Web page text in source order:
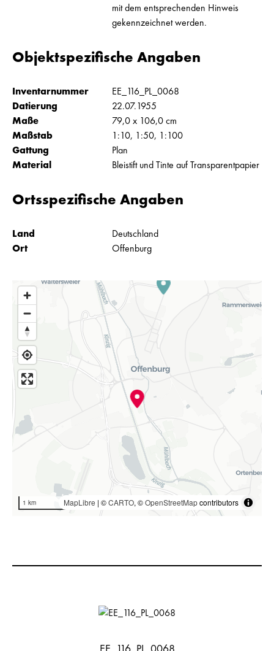
mit dem entsprechenden Hinweis
gekennzeichnet werden.
Objektspezifische Angaben
Inventarnummer
EE_116_PL_0068
Datierung
22.07.1955
Maße
79,0 x 106,0 cm
Maßstab
1:10, 1:50, 1:100
Gattung
Plan
Material
Bleistift und Tinte auf Transparentpapier
Ortsspezifische Angaben
Land
Deutschland
Ort
Offenburg
1 km MapLibre | ©CARTO, ©OpenStreetMapcontributors